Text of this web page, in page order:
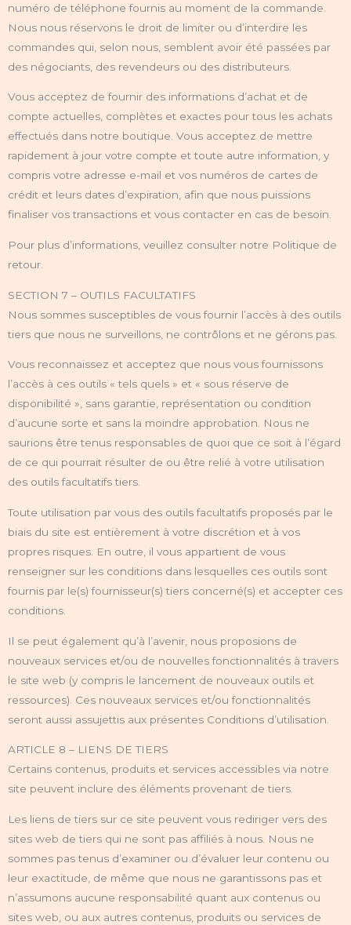
numéro de téléphone fournis au moment de la commande.
Nous nous réservons le droit de limiter ou d’interdire les
commandes qui, selon nous, semblent avoir été passées par
des négociants, des revendeurs ou des distributeurs.
Vous acceptez de fournir des informations d’achat et de
compte actuelles, complètes et exactes pour tous les achats
effectués dans notre boutique. Vous acceptez de mettre
rapidement à jour votre compte et toute autre information, y
compris votre adresse e-mail et vos numéros de cartes de
crédit et leurs dates d’expiration, afin que nous puissions
finaliser vos transactions et vous contacter en cas de besoin.
Pour plus d’informations, veuillez consulter notre Politique de
retour.
SECTION 7 – OUTILS FACULTATIFS
Nous sommes susceptibles de vous fournir l’accès à des outils
tiers que nous ne surveillons, ne contrôlons et ne gérons pas.
Vous reconnaissez et acceptez que nous vous fournissons
l’accès à ces outils « tels quels » et « sous réserve de
disponibilité », sans garantie, représentation ou condition
d’aucune sorte et sans la moindre approbation. Nous ne
saurions être tenus responsables de quoi que ce soit à l’égard
de ce qui pourrait résulter de ou être relié à votre utilisation
des outils facultatifs tiers.
Toute utilisation par vous des outils facultatifs proposés par le
biais du site est entièrement à votre discrétion et à vos
propres risques. En outre, il vous appartient de vous
renseigner sur les conditions dans lesquelles ces outils sont
fournis par le(s) fournisseur(s) tiers concerné(s) et accepter ces
conditions.
Il se peut également qu’à l’avenir, nous proposions de
nouveaux services et/ou de nouvelles fonctionnalités à travers
le site web (y compris le lancement de nouveaux outils et
ressources). Ces nouveaux services et/ou fonctionnalités
seront aussi assujettis aux présentes Conditions d’utilisation.
ARTICLE 8 – LIENS DE TIERS
Certains contenus, produits et services accessibles via notre
site peuvent inclure des éléments provenant de tiers.
Les liens de tiers sur ce site peuvent vous rediriger vers des
sites web de tiers qui ne sont pas affiliés à nous. Nous ne
sommes pas tenus d’examiner ou d’évaluer leur contenu ou
leur exactitude, de même que nous ne garantissons pas et
n’assumons aucune responsabilité quant aux contenus ou
sites web, ou aux autres contenus, produits ou services de